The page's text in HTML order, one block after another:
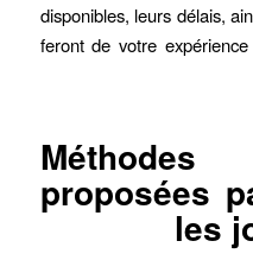
disponibles, leurs délais,
feront de votre
proposées
les